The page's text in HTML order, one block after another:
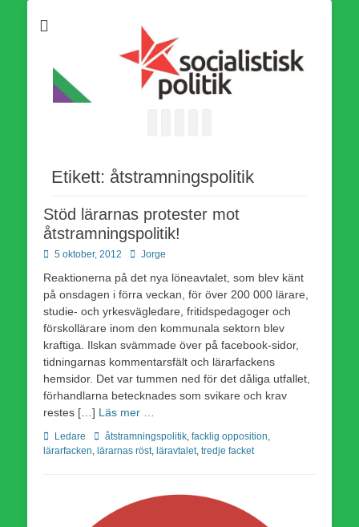
världsomfattande socialistiska Fjärde Internationalen och en viktig
tillgång i kampen för en socialistisk framtid!
Etikett: åtstramningspolitik
Stöd lärarnas protester mot
åtstramningspolitik!
Publicerad
5 oktober, 2012 Författare
Jorge
Reaktionerna på det nya löneavtalet, som blev känt
på onsdagen i förra veckan, för över 200 000 lärare,
studie- och yrkesvägledare, fritidspedagoger och
förskollärare inom den kommunala sektorn blev
kraftiga. Ilskan svämmade över på facebook-sidor,
tidningarnas kommentarsfält och lärarfackens
hemsidor. Det var tummen ned för det dåliga utfallet,
förhandlarna betecknades som svikare och krav
restes […] Läs mer …
Kategorier
Ledare Etiketter
åtstramningspolitik facklig opposition
lärarfacken lärarnas röst, läravtalet, tredje facket